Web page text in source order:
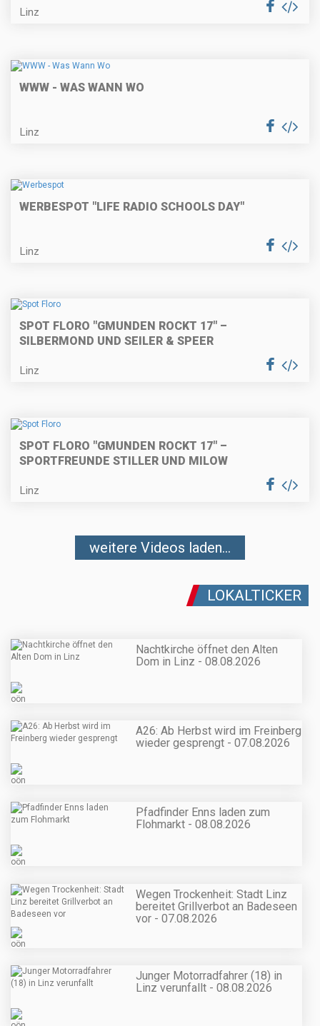
Linz
WWW - WAS WANN WO
Linz
WERBESPOT "LIFE RADIO SCHOOLS DAY"
Linz
SPOT FLORO "GMUNDEN ROCKT 17" –
SILBERMOND UND SEILER & SPEER
Linz
SPOT FLORO "GMUNDEN ROCKT 17" –
SPORTFREUNDE STILLER UND MILOW
Linz
weitere Videos laden...
LOKALTICKER
Nachtkirche öffnet den Alten
Dom in Linz - 08.08.2026
A26: Ab Herbst wird im Freinberg
wieder gesprengt - 07.08.2026
Pfadfinder Enns laden zum
Flohmarkt - 08.08.2026
Wegen Trockenheit: Stadt Linz
bereitet Grillverbot an Badeseen
vor - 07.08.2026
Junger Motorradfahrer (18) in
Linz verunfallt - 08.08.2026